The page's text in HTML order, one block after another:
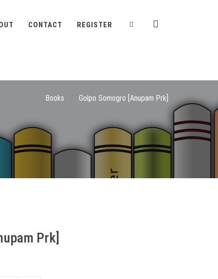
CONTACT REGISTER
Books Golpo Somogro [Anupam Prk]
Prk]